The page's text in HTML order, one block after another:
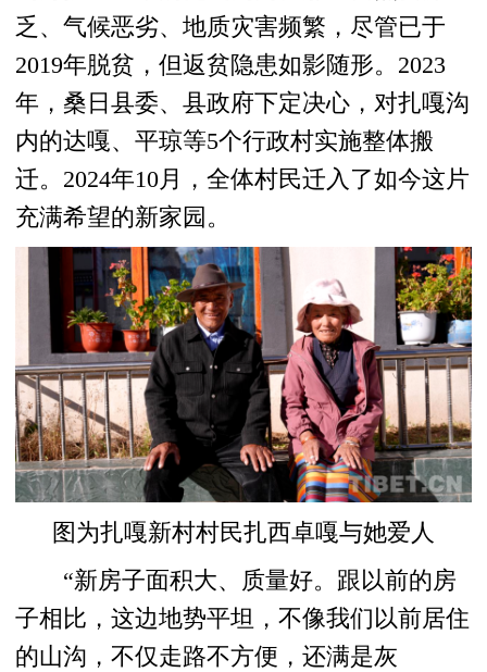
乏、气候恶劣、地质灾害频繁，尽管已于
2019年脱贫，但返贫隐患如影随形。2023
年，桑日县委、县政府下定决心，对扎嘎沟
内的达嘎、平琼等5个行政村实施整体搬
迁。2024年10月，全体村民迁入了如今这片
充满希望的新家园。
图为扎嘎新村村民扎西卓嘎与她爱人
“新房子面积大、质量好。跟以前的房
子相比，这边地势平坦，不像我们以前居住
的山沟，不仅走路不方便，还满是灰